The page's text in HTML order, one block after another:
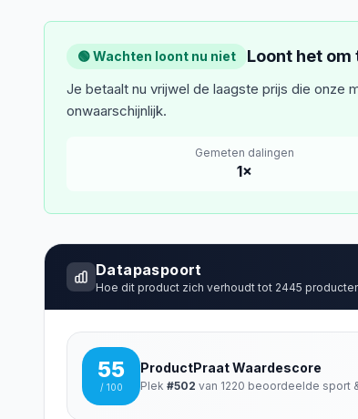
🟢 Wachten loont nu niet Loont het om
Je betaalt nu vrijwel de laagste prijs die onze
onwaarschijnlijk.
Gemeten dalingen
1×
Datapaspoort
Hoe dit product zich verhoudt tot 2445
55
/ 100
ProductPraat Waardescore
Plek #502 van 1220 beoordeelde sport